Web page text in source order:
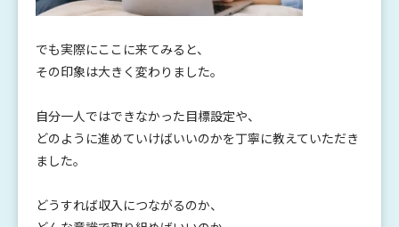
でも実際にここに来てみると、
その印象は大きく変わりました。
自分一人ではできなかった目標設定や、
どのように進めていけばいいのかを丁寧に教えていただき
ました。
どうすれば収入につながるのか、